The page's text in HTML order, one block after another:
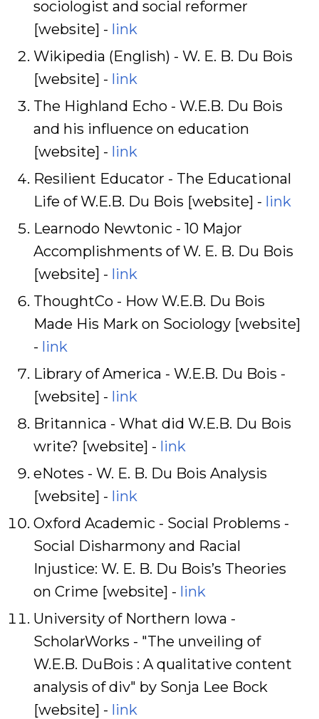
sociologist and social reformer
[website] - link
Wikipedia (English) - W. E. B. Du Bois
[website] - link
The Highland Echo - W.E.B. Du Bois
and his influence on education
[website] - link
Resilient Educator - The Educational
Life of W.E.B. Du Bois [website] - link
Learnodo Newtonic - 10 Major
Accomplishments of W. E. B. Du Bois
[website] - link
ThoughtCo - How W.E.B. Du Bois
Made His Mark on Sociology [website]
- link
Library of America - W.E.B. Du Bois -
[website] - link
Britannica - What did W.E.B. Du Bois
write? [website] - link
eNotes - W. E. B. Du Bois Analysis
[website] - link
Oxford Academic - Social Problems -
Social Disharmony and Racial
Injustice: W. E. B. Du Bois’s Theories
on Crime [website] - link
University of Northern Iowa -
ScholarWorks - "The unveiling of
W.E.B. DuBois : A qualitative content
analysis of div" by Sonja Lee Bock
[website] - link